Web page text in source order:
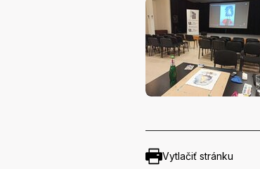
Vytlačiť stránku